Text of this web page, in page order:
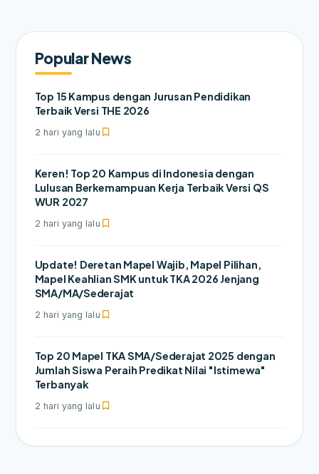
Popular News
Top 15 Kampus dengan Jurusan Pendidikan
Terbaik Versi THE 2026
2 hari yang lalu
Keren! Top 20 Kampus di Indonesia dengan
Lulusan Berkemampuan Kerja Terbaik Versi QS
WUR 2027
2 hari yang lalu
Update! Deretan Mapel Wajib, Mapel Pilihan,
Mapel Keahlian SMK untuk TKA 2026 Jenjang
SMA/MA/Sederajat
2 hari yang lalu
Top 20 Mapel TKA SMA/Sederajat 2025 dengan
Jumlah Siswa Peraih Predikat Nilai "Istimewa"
Terbanyak
2 hari yang lalu